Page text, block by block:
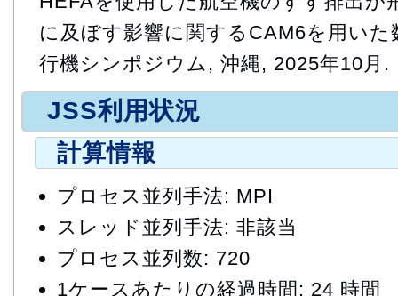
に及ぼす影響に関するCAM6を用いた
行機シンポジウム, 沖縄, 2025年10月.
JSS利用状況
計算情報
プロセス並列手法: MPI
スレッド並列手法: 非該当
プロセス並列数: 720
1ケースあたりの経過時間: 24 時間